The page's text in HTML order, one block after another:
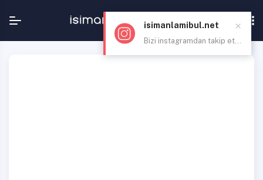
×
isimanlamibul.net
Bizi instagramdan takip et...